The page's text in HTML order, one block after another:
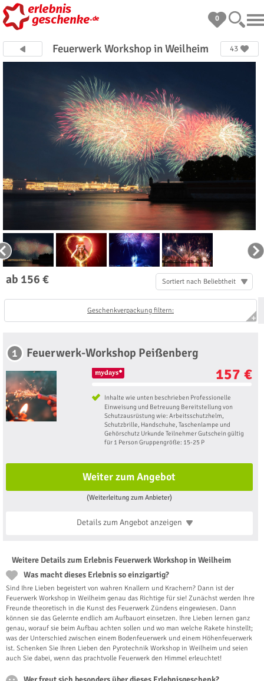
0
Feuerwerk Workshop in Weilheim 43
ab 156 € Sortiert nach Beliebtheit
Geschenkverpackung filtern:
1 Feuerwerk-Workshop Peißenberg
157 €
Inhalte wie unten beschrieben Professionelle
Einweisung und Betreuung Bereitstellung von
Schutzausrüstung wie: Arbeitsschutzhelm,
Schutzbrille, Handschuhe, Taschenlampe und
Gehörschutz Urkunde Teilnehmer Gutschein gültig
für 1 Person Gruppengröße: 15-25 P
Weiter zum Angebot
(Weiterleitung zum Anbieter)
Details zum Angebotanzeigen
Weitere Details zum Erlebnis Feuerwerk Workshop in Weilheim
Was macht dieses Erlebnis so einzigartig?
Sind Ihre Lieben begeistert von wahren Knallern und Krachern? Dann ist der
Feuerwerk Workshop in Weilheim genau das Richtige für sie! Zunächst werden Ihre
Freunde theoretisch in die Kunst des Feuerwerk Zündens eingewiesen. Dann
können sie das Gelernte endlich am Aufbauort einsetzen. Ihre Lieben lernen ganz
genau, worauf sie beim Aufbau achten sollen und wo man welche Rakete hinstellt;
was der Unterschied zwischen einem Bodenfeuerwerk und einem Höhenfeuerwerk
ist. Schenken Sie Ihren Lieben den Pyrotechnik Workshop in Weilheim und seien
auch Sie dabei, wenn das prachtvolle Feuerwerk den Himmel erleuchtet!